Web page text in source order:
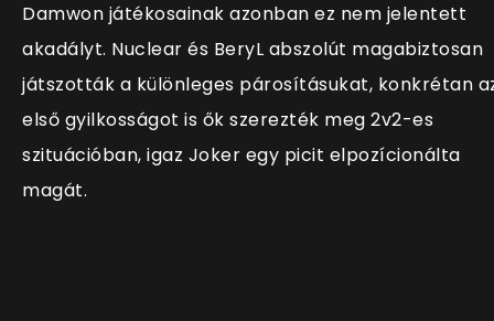
Damwon játékosainak azonban ez nem jelentett
akadályt. Nuclear és BeryL abszolút magabiztosan
játszották a különleges párosításukat, konkrétan
első gyilkosságot is ők szerezték meg 2v2-es
szituációban, igaz Joker egy picit elpozícionálta
magát.